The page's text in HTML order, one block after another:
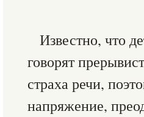
Известно, что
говорят
страха речи,
напряжение,